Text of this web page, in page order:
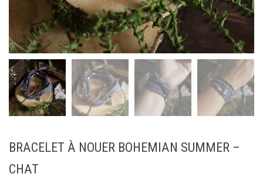
BRACELET À NOUER BOHEMIAN SUMMER –
CHAT